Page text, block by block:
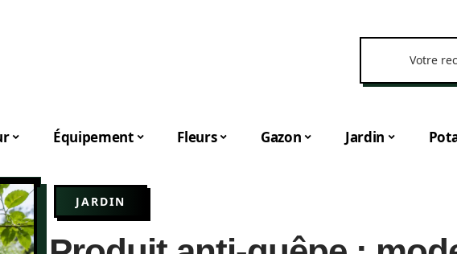
Équipement Fleurs Gazon Jardin
JARDIN